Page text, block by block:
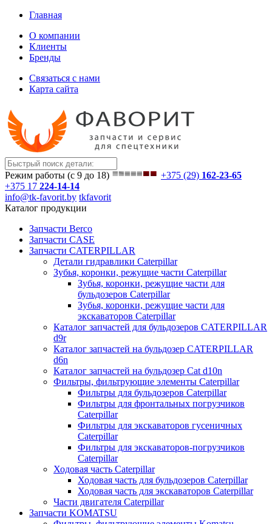
Главная
О компании
Клиенты
Бренды
Связаться с нами
Карта сайта
Режим работы (с 9 до 18) +375 (29) 162-23-65
+375 17 224-14-14
info@tk-favorit.by tkfavorit
Каталог продукции
Запчасти Berco
Запчасти CASE
Запчасти CATERPILLAR
Детали гидравлики Caterpillar
Зубья, коронки, режущие части Caterpillar
Зубья, коронки, режущие части для
бульдозеров Caterpillar
Зубья, коронки, режущие части для
экскаваторов Caterpillar
Каталог запчастей для бульдозеров CATERPILLAR
d9r
Каталог запчастей на бульдозер CATERPILLAR
d6n
Каталог запчастей на бульдозер Сat d10n
Фильтры, фильтрующие элементы Caterpillar
Фильтры для бульдозеров Caterpillar
Фильтры для фронтальных погрузчиков
Caterpillar
Фильтры для экскаваторов гусеничных
Caterpillar
Фильтры для экскаваторов-погрузчиков
Caterpillar
Ходовая часть Caterpillar
Ходовая часть для бульдозеров Caterpillar
Ходовая часть для экскаваторов Caterpillar
Части двигателя Caterpillar
Запчасти KOMATSU